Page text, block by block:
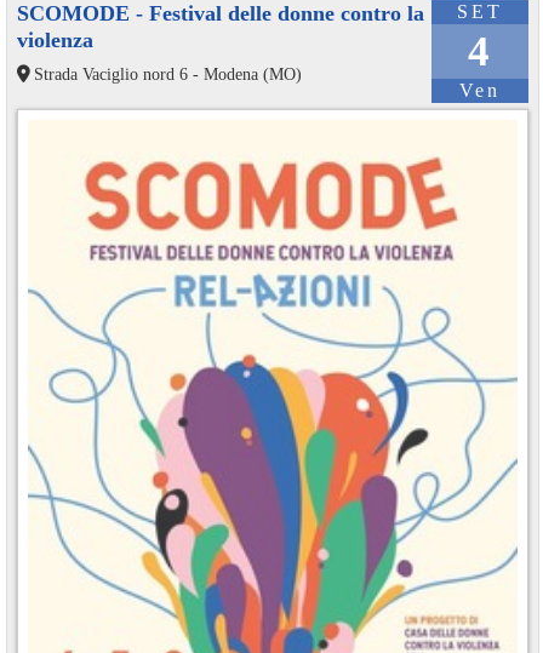
SET
4
Ven
SCOMODE - Festival delle donne contro la
violenza
Strada Vaciglio nord 6 - Modena (MO)